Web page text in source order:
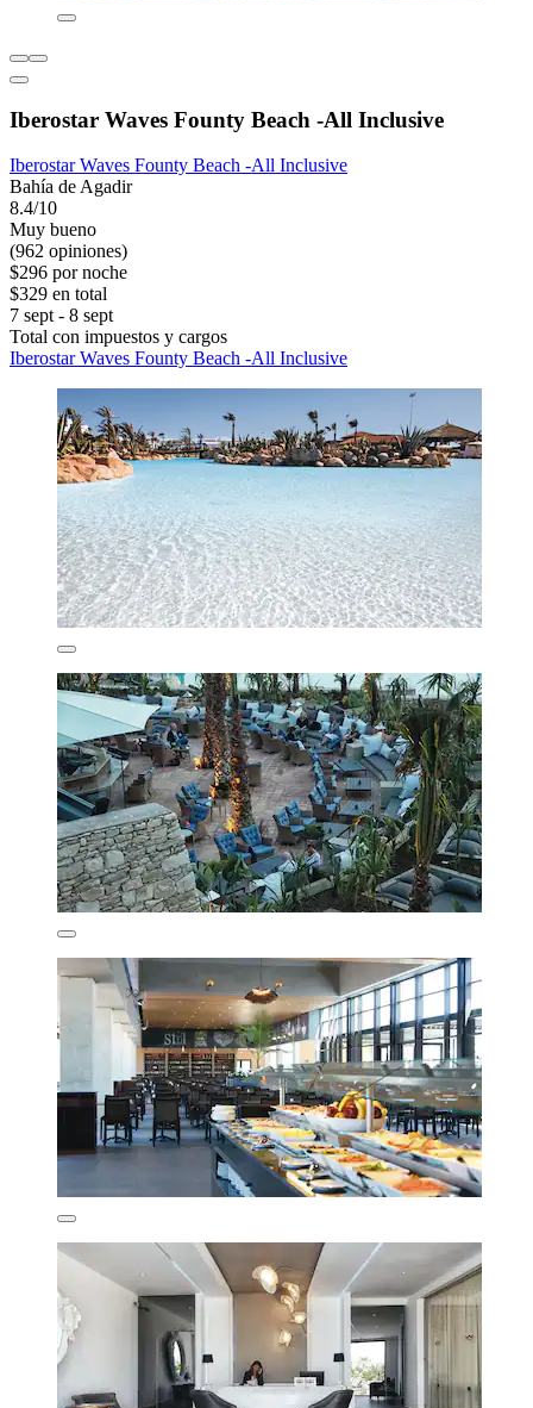
Iberostar Waves Founty Beach -All Inclusive
Iberostar Waves Founty Beach -All Inclusive
Bahía de Agadir
8.4/10
Muy bueno
(962 opiniones)
$296 por noche
$329 en total
7 sept - 8 sept
Total con impuestos y cargos
Iberostar Waves Founty Beach -All Inclusive